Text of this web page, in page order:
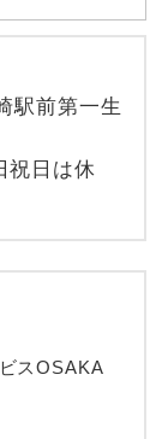
前第一生
祝日は休
スOSAKA